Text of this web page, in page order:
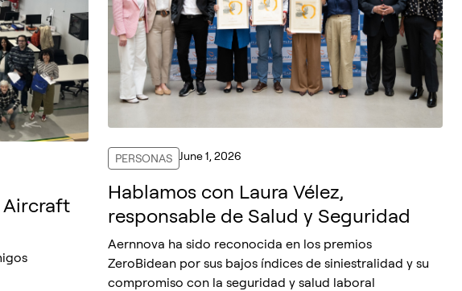
Aircraft
PERSONAS June 1, 2026
Hablamos con Laura Vélez,
responsable de Salud y Seguridad
Aernnova ha sido reconocida en los premios
ZeroBidean por sus bajos índices de siniestralidad y su
compromiso con la seguridad y salud laboral